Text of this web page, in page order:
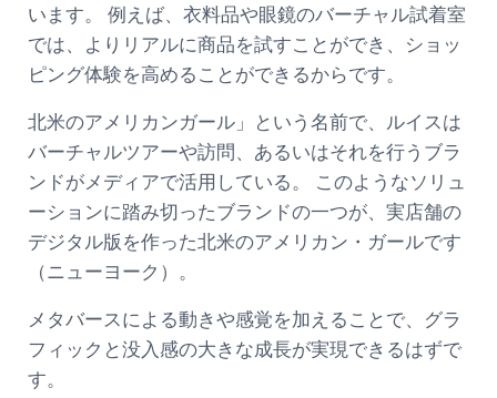
います。 例えば、衣料品や眼鏡のバーチャル試着室
では、よりリアルに商品を試すことができ、ショッ
ピング体験を高めることができるからです。
北米のアメリカンガール」という名前で、ルイスは
バーチャルツアーや訪問、あるいはそれを行うブラ
ンドがメディアで活用している。 このようなソリュ
ーションに踏み切ったブランドの一つが、実店舗の
デジタル版を作った北米のアメリカン・ガールです
（ニューヨーク）。
メタバースによる動きや感覚を加えることで、グラ
フィックと没入感の大きな成長が実現できるはずで
す。